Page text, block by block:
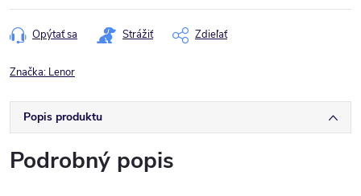
Opýtať sa Strážiť Zdieľať
Značka: Lenor
Popis produktu
Podrobný popis